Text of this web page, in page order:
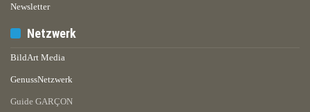
Newsletter
Netzwerk
BildArt Media
GenussNetzwerk
Guide GARÇON